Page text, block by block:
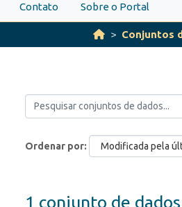
Contato Sobre o Portal
Conjuntos
Ordenar por
1 conjunto de